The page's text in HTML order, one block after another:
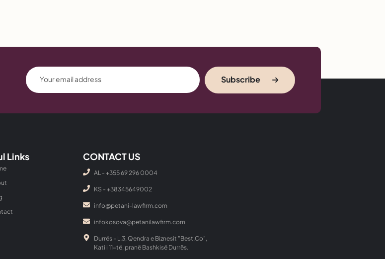
Subscribe
Links CONTACT US
AL - +355 69 296 0004
KS - ‎+38345649002
info@petani-lawfirm.com
infokosova@petanilawfirm.com
Durrës - L.3, Qendra e Biznesit "Best.Co",
Kati i 11-të, pranë Bashkisë Durrës.